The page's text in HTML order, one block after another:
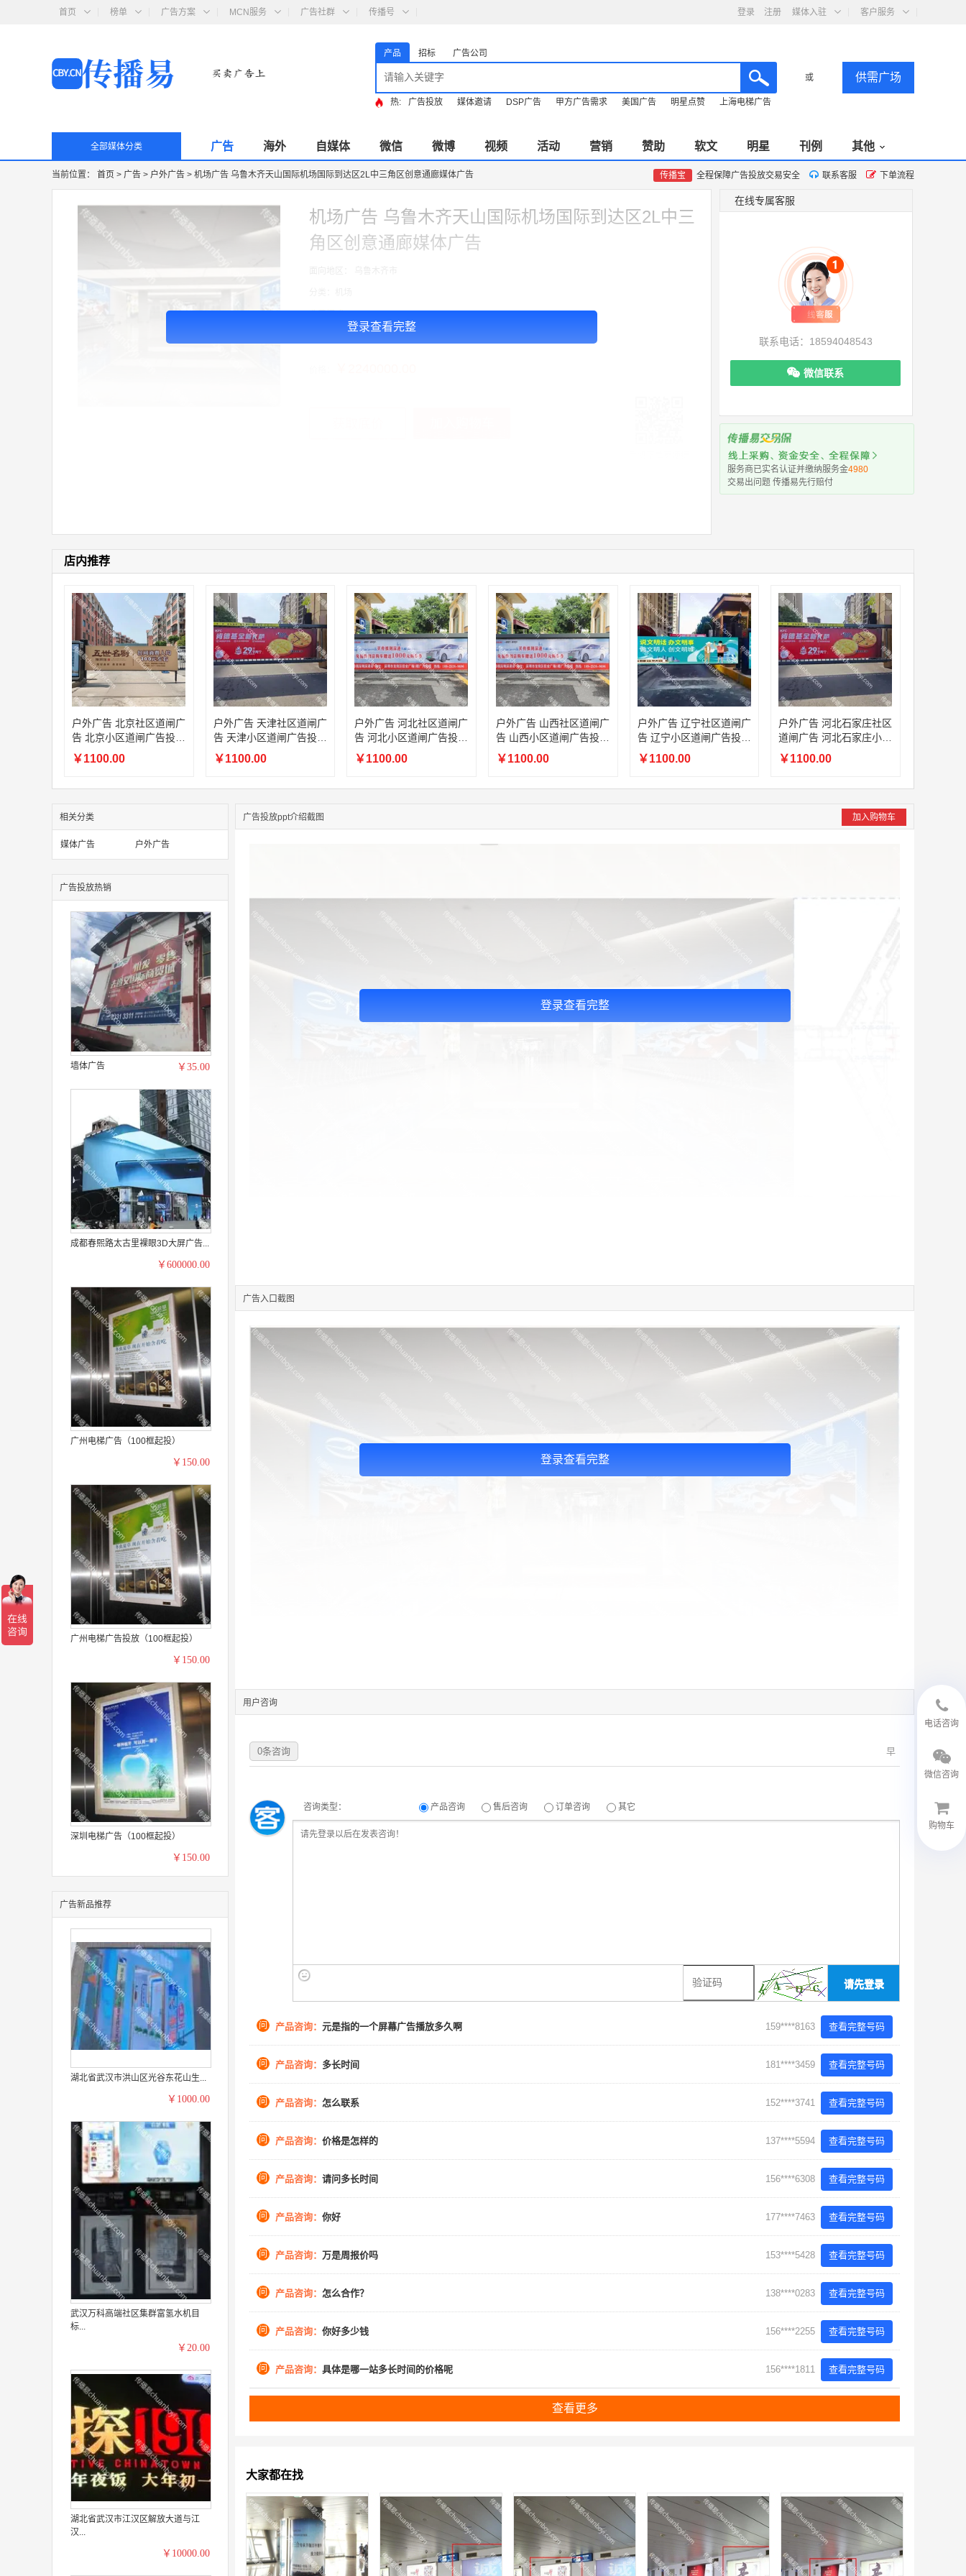
首页 榜单 广告方案 MCN服务 广告社群 传播号 登录 注册 媒体入驻 客户服务
产品 招标 广告公司
或 供需广场
热: 广告投放 媒体邀请 DSP广告 甲方广告需求 美国广告 明星点赞 上海电梯广告
全部媒体分类 广告 海外 自媒体 微信 微博 视频 活动 营销 赞助 软文 明星 刊例 其他
当前位置： 首页 > 广告 > 户外广告 > 机场广告 乌鲁木齐天山国际机场国际到达区2L中三角区创意通廊媒体广告 传播宝 全程保障广告投放交易安全 联系客服 下单流程
登录查看完整
机场广告 乌鲁木齐天山国际机场国际到达区2L中三
角区创意通廊媒体广告
06:11:20 166****9198
联系了该媒体所在商家
05:17:23 182****1341 联系了该媒体所在商家
03:00:41 153****4020 联系了该媒体所在商家
05:19:34 150****6182 联系了该媒体所在商家
03:27:46 181****7631 联系了该媒体所在商家
03:18:49 173****0620 联系了该媒体所在商家
03:20:56 156****3374 联系了该媒体所在商家
03:42:33 158****0746 联系了该媒体所在商家
01:59:39 189****2617 联系了该媒体所在商家
12:40:20 177****7961
联系了该媒体所在商家
04:16:44 181****0078 联系了该媒体所在商家
在线专属客服
联系电话：18594048543
微信联系
服务商已实名认证并缴纳服务金4980
交易出问题 传播易先行赔付
店内推荐
户外广告 北京社区道闸广
告 北京小区道闸广告投放
价格
￥1100.00
户外广告 天津社区道闸广
告 天津小区道闸广告投放
价格
￥1100.00
户外广告 河北社区道闸广
告 河北小区道闸广告投放
价格
￥1100.00
户外广告 山西社区道闸广
告 山西小区道闸广告投放
价格
￥1100.00
户外广告 辽宁社区道闸广
告 辽宁小区道闸广告投放
价格
￥1100.00
户外广告 河北石家庄社区
道闸广告 河北石家庄小区
道闸广告投放价格
￥1100.00
相关分类
媒体广告 户外广告
广告投放热销
墙体广告 ￥35.00
成都春熙路太古里裸眼3D大屏广告...
￥600000.00
广州电梯广告（100框起投）
￥150.00
广州电梯广告投放（100框起投）
￥150.00
深圳电梯广告（100框起投）
￥150.00
广告新品推荐
湖北省武汉市洪山区光谷东花山生...
￥1000.00
武汉万科高端社区集群富氢水机目
标...
￥20.00
湖北省武汉市江汉区解放大道与江
汉...
￥10000.00
广告投放ppt介绍截图 加入购物车
登录查看完整
广告入口截图
登录查看完整
用户咨询
早
0条咨询
咨询类型： 产品咨询 售后咨询 订单咨询 其它
请先登录
问 产品咨询： 元是指的一个屏幕广告播放多久啊 159****8163 查看完整号码
问 产品咨询： 多长时间 181****3459 查看完整号码
问 产品咨询： 怎么联系 152****3741 查看完整号码
问 产品咨询： 价格是怎样的 137****5594 查看完整号码
问 产品咨询： 请问多长时间 156****6308 查看完整号码
问 产品咨询： 你好 177****7463 查看完整号码
问 产品咨询： 万是周报价吗 153****5428 查看完整号码
问 产品咨询： 怎么合作？ 138****0283 查看完整号码
问 产品咨询： 你好多少钱 156****2255 查看完整号码
问 产品咨询： 具体是哪一站多长时间的价格呢 156****1811 查看完整号码
查看更多
大家都在找
电话咨询
18594048543
微信咨询
购物车